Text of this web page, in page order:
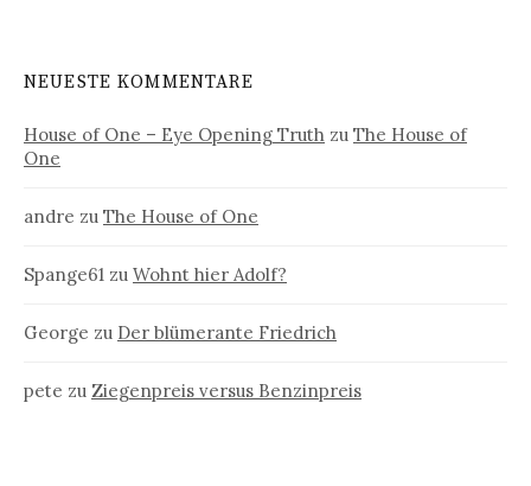
NEUESTE KOMMENTARE
House of One – Eye Opening Truth zu The House of
One
andre zu The House of One
Spange61 zu Wohnt hier Adolf?
George zu Der blümerante Friedrich
pete zu Ziegenpreis versus Benzinpreis